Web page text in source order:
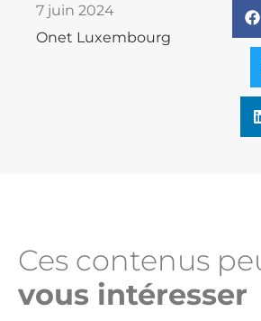
7 juin 2024
Onet Luxembourg
Ces contenus
vous intéresser​